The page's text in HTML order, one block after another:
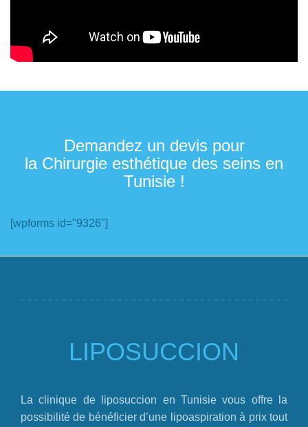
Demandez un devis pour
la Chirurgie esthétique des seins en
Tunisie !
[wpforms id="9326"]
LIPOSUCCION
La clinique de liposuccion en Tunisie vous offre la
possibilité de bénéficier d’une lipoaspiration à prix tout